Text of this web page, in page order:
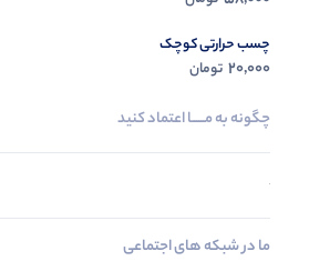
چسب حرارتی کوچک
20,000 تومان
چگونه به مــــــا اعتماد کنید
ما در شبکه های اجتماعی